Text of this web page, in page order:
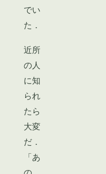
でい
た．
近所
の人
に知
られ
たら
大変
だ．
「あ